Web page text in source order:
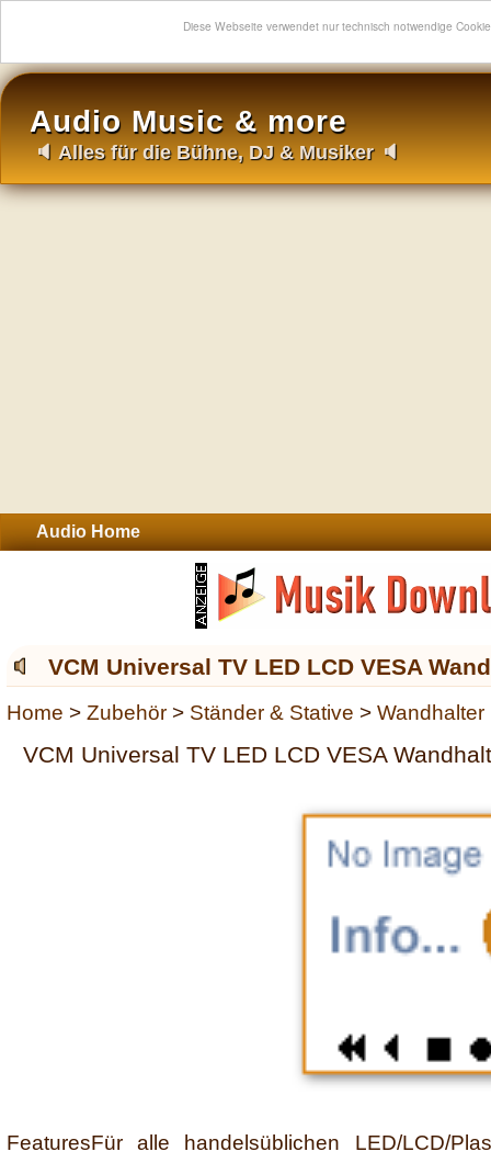
Diese Webseite verwendet nur technisch notwendige
Audio Music & more
🔈 Alles für die Bühne, DJ & Musiker 🔈
Audio Home
VCM Universal TV LED LCD VESA
Home > Zubehör > Ständer & Stative > Wandhalter
VCM Universal TV LED LCD VESA
FeaturesFür alle handelsüblichen LED/LCD/